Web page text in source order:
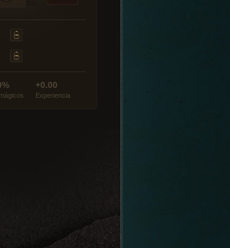
+0.00
Experiencia